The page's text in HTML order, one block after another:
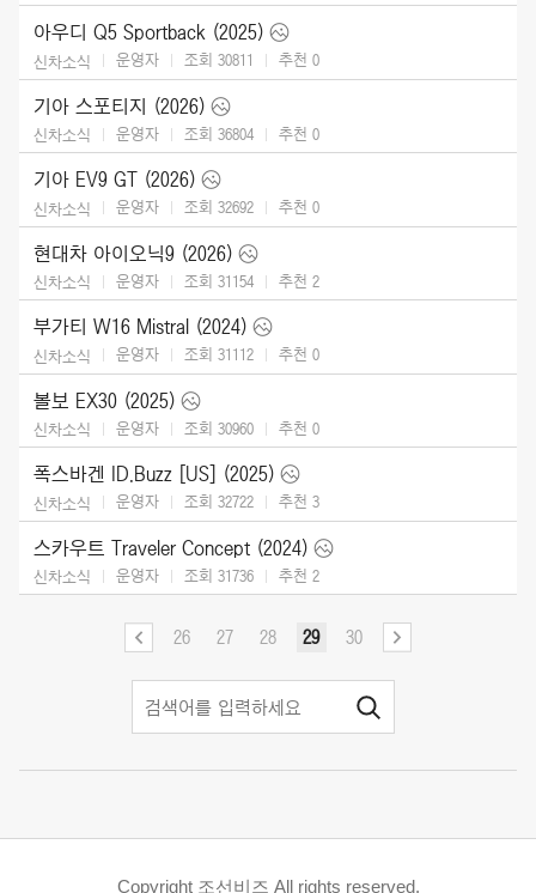
아우디 Q5 Sportback (2025)
신차소식 운영자 조회 30811 추천 0
기아 스포티지 (2026)
신차소식 운영자 조회 36804 추천 0
기아 EV9 GT (2026)
신차소식 운영자 조회 32692 추천 0
현대차 아이오닉9 (2026)
신차소식 운영자 조회 31154 추천 2
부가티 W16 Mistral (2024)
신차소식 운영자 조회 31112 추천 0
볼보 EX30 (2025)
신차소식 운영자 조회 30960 추천 0
폭스바겐 ID.Buzz [US] (2025)
신차소식 운영자 조회 32722 추천 3
스카우트 Traveler Concept (2024)
신차소식 운영자 조회 31736 추천 2
26 27 28 29 30
Copyright 조선비즈 All rights reserved.